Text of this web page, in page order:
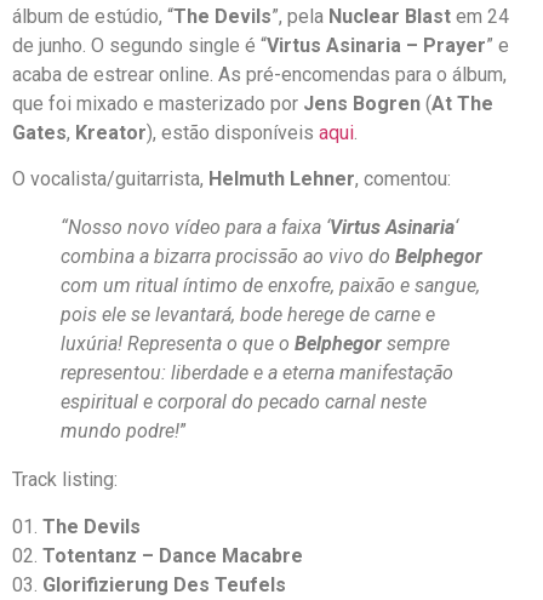
álbum de estúdio, “The Devils”, pela Nuclear Blast em 24
de junho. O segundo single é “Virtus Asinaria – Prayer” e
acaba de estrear online. As pré-encomendas para o álbum,
que foi mixado e masterizado por Jens Bogren (At The
Gates, Kreator), estão disponíveis aqui.
O vocalista/guitarrista, Helmuth Lehner, comentou:
“Nosso novo vídeo para a faixa ‘Virtus Asinaria‘
combina a bizarra procissão ao vivo do Belphegor
com um ritual íntimo de enxofre, paixão e sangue,
pois ele se levantará, bode herege de carne e
luxúria! Representa o que o Belphegor sempre
representou: liberdade e a eterna manifestação
espiritual e corporal do pecado carnal neste
mundo podre!”
Track listing:
01. The Devils
02. Totentanz – Dance Macabre
03. Glorifizierung Des Teufels